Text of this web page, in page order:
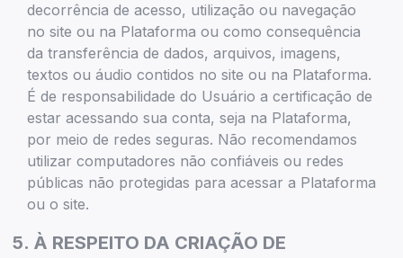
decorrência de acesso, utilização ou navegação
no site ou na Plataforma ou como consequência
da transferência de dados, arquivos, imagens,
textos ou áudio contidos no site ou na Plataforma.
É de responsabilidade do Usuário a certificação de
estar acessando sua conta, seja na Plataforma,
por meio de redes seguras. Não recomendamos
utilizar computadores não confiáveis ou redes
públicas não protegidas para acessar a Plataforma
ou o site.
5. À RESPEITO DA CRIAÇÃO DE